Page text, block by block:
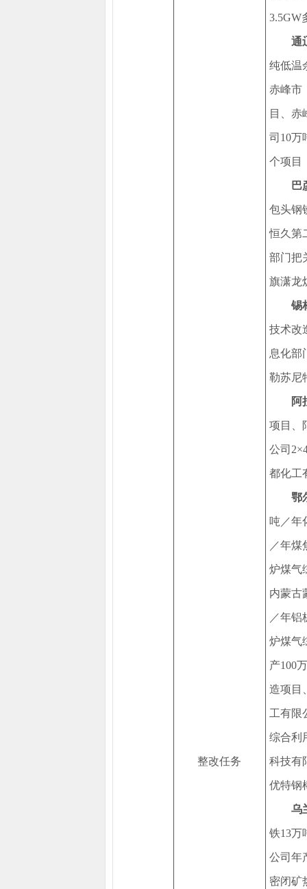
整改任务
3.5GW
通
纯低温
赤峰市
目、赤
司10万
个项目
巴
包头钢
恒久第
部门把
旗潇龙
锡
技术改
息化部
勒苏尼
阿
项目、
公司
都化工
鄂
吨／年
／年
炉煤气
内蒙古
／年
炉煤气
产100
造项目
工有限
综合利
科技有
优特钢
乌
铁13万
公司年
密闭矿